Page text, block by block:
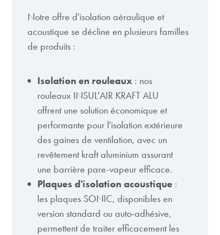
Notre offre d'isolation aéraulique et
acoustique se décline en plusieurs familles
de produits :
Isolation en rouleaux : nos
rouleaux INSUL'AIR KRAFT ALU
offrent une solution économique et
performante pour l'isolation extérieure
des gaines de ventilation, avec un
revêtement kraft aluminium assurant
une barrière pare-vapeur efficace.
Plaques d'isolation acoustique :
les plaques SONIC, disponibles en
version standard ou auto-adhésive,
permettent de traiter efficacement les